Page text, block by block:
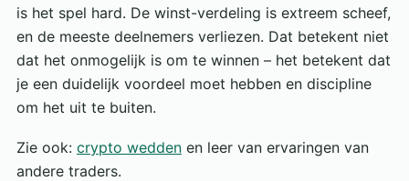
is het spel hard. De winst-verdeling is extreem scheef,
en de meeste deelnemers verliezen. Dat betekent niet
dat het onmogelijk is om te winnen – het betekent dat
je een duidelijk voordeel moet hebben en discipline
om het uit te buiten.
Zie ook: crypto weddenen leer van ervaringen van
andere traders.